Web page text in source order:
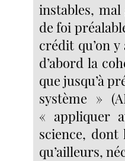
instables,
de foi
crédit qu’on
d’abord la
que jusqu’à
système »
« appliquer
science,
qu’ailleurs,